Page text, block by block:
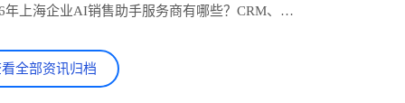
5.2026年上海企业AI销售助手服务商有哪些？CRM、知识库与自动跟进怎么选
全部资讯归档